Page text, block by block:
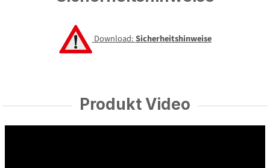
Download:Sicherheitshinweise
Produkt Video